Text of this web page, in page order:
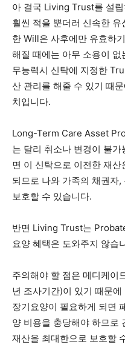
아 결국 Living Trust를 설
훨씬 적을 뿐더러 신속한
한 Will은 사후에만 유효하
해질 때에는 아무 소용이
무능력시 신탁에 지정한
산 관리를 해줄 수 있기 때
치입니다.
Long-Term Care Asset
는 달리 취소나 변경이 불
면 이 신탁으로 이전한 재
되므로 나와 가족의 채권자
보호할 수 있습니다.
반면 Living Trust는
요양 혜택은 도와주지 않습
주의해야 할 점은 메디케
년 조사기간)이 있기 때문
장기요양이 필요하게 되면
양 비용을 충당해야 하므로
재산을 최대한으로 보호할